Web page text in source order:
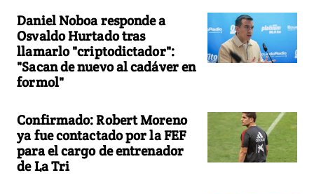
Daniel Noboa responde a
Osvaldo Hurtado tras
llamarlo "criptodictador":
"Sacan de nuevo al cadáver en
formol"
Confirmado: Robert Moreno
ya fue contactado por la FEF
para el cargo de entrenador
de La Tri